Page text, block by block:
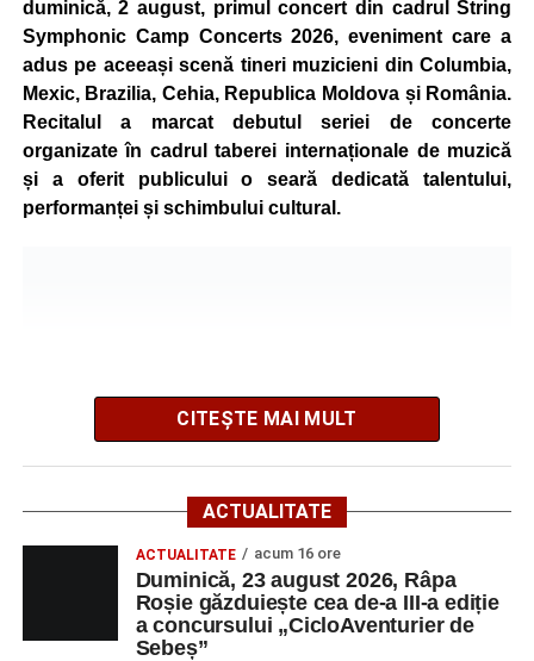
concurenți vor fi recompensați cu premii în bani și premii
oferite de partenerii evenimentului.
Înaintea zilei de concurs, participanții își vor putea ridica
vor putea înscrie direct la competiție în cadrul Punctului
Oficial de Înscrieri și Informații (Race Office), care va
funcționa după următorul program:
Roșie, unde vor avea loc și antrenamente libere pe
traseul de concurs.
Startul competiției va fi dat duminică, 23 august 2026, la
ora 10:00, la Râpa Roșie.
Înscrierile online sunt deschise până în 22 august 2026 și
pot fi efectuate pe site-ulwww.cicloaventura.ro.
duminică, 2 august, primul concert din cadrul String
Symphonic Camp Concerts 2026, eveniment care a
adus pe aceeași scenă tineri muzicieni din Columbia,
Mexic, Brazilia, Cehia, Republica Moldova și România.
Recitalul a marcat debutul seriei de concerte
organizate în cadrul taberei internaționale de muzică
și a oferit publicului o seară dedicată talentului,
performanței și schimbului cultural.
String Symphonic Camp 2026 reunește tineri
instrumentiști din 6 țări, alături de voluntari și foști elevi ai
CITEȘTE MAI MULT
ACTUALITATE
ACTUALITATE acum 16 ore
Duminică, 23 august 2026, Râpa
Roșie găzduiește cea de-a III-a ediție
a concursului „CicloAventurier de
Sebeș”